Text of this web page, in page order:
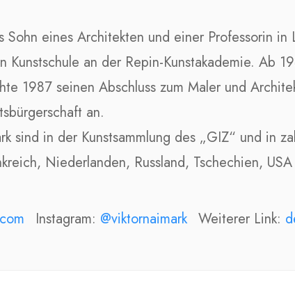
Sohn eines Architekten und einer Professorin
Kunstschule an der Repin-Kunstakademie. Ab
1987 seinen Abschluss zum Maler und
an.
sind in der Kunstsammlung des „GIZ“ und in
Niederlanden, Russland, Tschechien,
Instagram: @viktornaimark Weiterer Link: